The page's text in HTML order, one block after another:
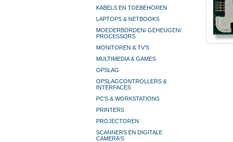
KABELS EN TOEBEHOREN
LAPTOPS & NETBOOKS
MOEDERBORDEN/ GEHEUGEN/
PROCESSORS
MONITOREN & TV’S
MULTIMEDIA & GAMES
OPSLAG
OPSLAGCONTROLLERS &
INTERFACES
PC'S & WORKSTATIONS
PRINTERS
PROJECTOREN
SCANNERS EN DIGITALE
CAMERA'S